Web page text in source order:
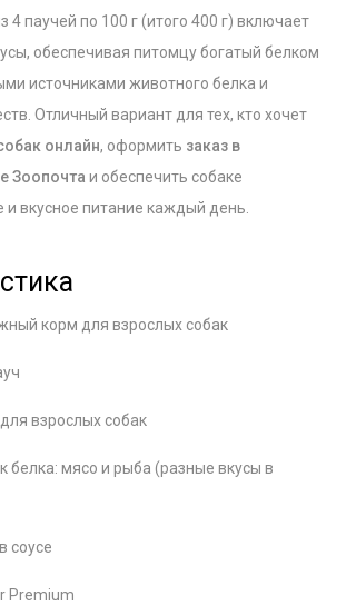
4 паучей по 100 г (итого 400 г) включает
обеспечивая питомцу богатый белком
источниками животного белка и
Отличный вариант для тех, кто хочет
онлайн, оформить заказ в
Зоопочта и обеспечить собаке
и вкусное питание каждый день.
корм для взрослых собак
взрослых собак
белка: мясо и рыба (разные вкусы в
соусе
Premium